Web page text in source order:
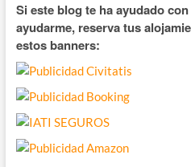
Si este blog te ha ayudado
ayudarme, reserva tus
estos banners: